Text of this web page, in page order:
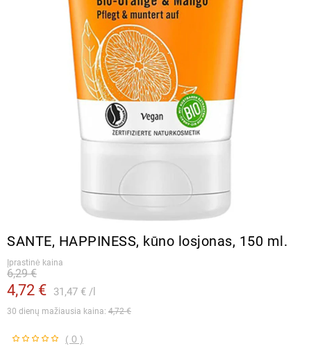
SANTE, HAPPINESS, kūno losjonas, 150 ml.
Įprastinė kaina
4,72 € 31,47 €
6,29 €
30 dienų mažiausia kaina: 4,72 €
( 0 )